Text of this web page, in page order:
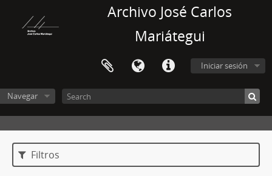
Archivo José Carlos
Mariátegui
Iniciar sesión
Navegar
Filtros